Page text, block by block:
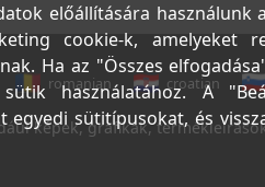
romanian croatian
képek, grafikák,
előállítására használunk
cookie-k, amelyeket
Ha az "Összes
használatához. A
egyedi sütitípusokat, és